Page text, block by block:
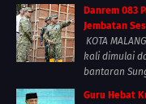
Danrem 083
Jembatan
KOTA
kali dimulai
bantaran
Guru Hebat